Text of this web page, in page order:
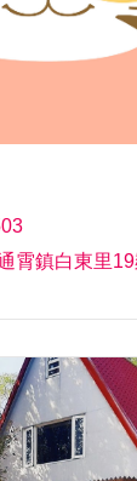
霄鎮白東里